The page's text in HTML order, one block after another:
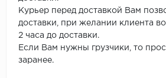
Курьер перед доставкой Вам
доставки, при желании клиента
2 часа до доставки.
Если Вам нужны грузчики, то
заранее.